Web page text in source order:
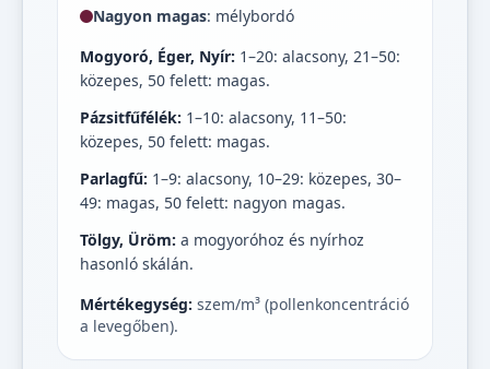
Nagyon magas: mélybordó
Mogyoró, Éger, Nyír: 1–20: alacsony, 21–50:
közepes, 50 felett: magas.
Pázsitfűfélék: 1–10: alacsony, 11–50:
közepes, 50 felett: magas.
Parlagfű: 1–9: alacsony, 10–29: közepes, 30–
49: magas, 50 felett: nagyon magas.
Tölgy, Üröm: a mogyoróhoz és nyírhoz
hasonló skálán.
Mértékegység: szem/m³ (pollenkoncentráció
a levegőben).